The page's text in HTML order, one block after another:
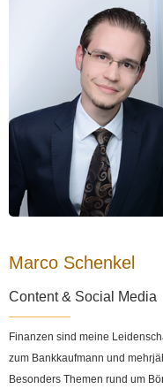
Marco Schenkel
Content & Social Media
Finanzen sind meine
zum Bankkaufmann und
Besonders Themen rund um